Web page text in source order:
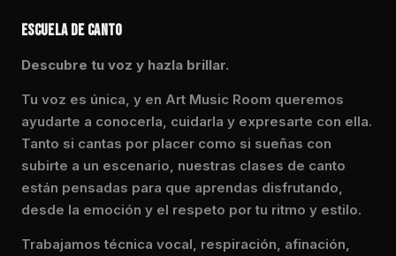
ESCUELA DE CANTO
Descubre tu voz y hazla brillar.
Tu voz es única, y en Art Music Room queremos
ayudarte a conocerla, cuidarla y expresarte con ella.
Tanto si cantas por placer como si sueñas con
subirte a un escenario, nuestras clases de canto
están pensadas para que aprendas disfrutando,
desde la emoción y el respeto por tu ritmo y estilo.
Trabajamos técnica vocal, respiración, afinación,